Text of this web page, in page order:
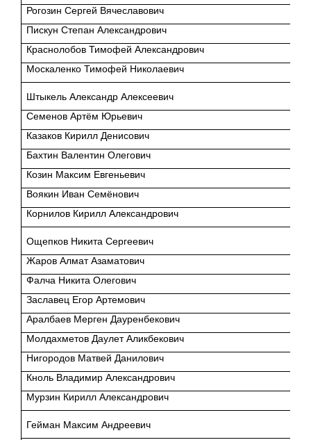
Рогозин Сергей Вячеславович
Пискун Степан Александрович
Краснолобов Тимофей Александрович
Москаленко Тимофей Николаевич
Штыкель Александр Алексеевич
Семенов Артём Юрьевич
Казаков Кирилл Денисович
Бахтин Валентин Олегович
Козин Максим Евгеньевич
Воякин Иван Семёнович
Корнилов Кирилл Александрович
Ощепков Никита Сергеевич
Жаров Алмат Азаматович
Фалча Никита Олегович
Заславец Егор Артемович
Аралбаев Мерген Дауренбекович
Молдахметов Даулет Аликбекович
Нигородов Матвей Данилович
Кноль Владимир Александрович
Мурзин Кирилл Александрович
Гейман Максим Андреевич